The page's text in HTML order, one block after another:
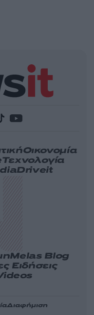
Οικονομία
Τεχνολογία
Driveit
Melas Blog
Ειδήσεις
Διαφήμιση